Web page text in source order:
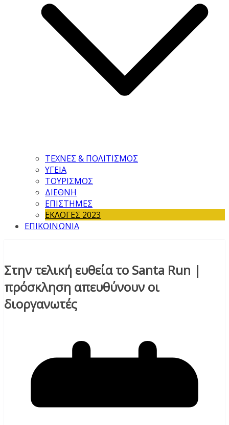
ΤΕΧΝΕΣ & ΠΟΛΙΤΙΣΜΟΣ
ΥΓΕΙΑ
ΤΟΥΡΙΣΜΟΣ
ΔΙΕΘΝΗ
ΕΠΙΣΤΗΜΕΣ
ΕΚΛΟΓΕΣ 2023
ΕΠΙΚΟΙΝΩΝΙΑ
Στην τελική ευθεία το Santa Run |
πρόσκληση απευθύνουν οι
διοργανωτές